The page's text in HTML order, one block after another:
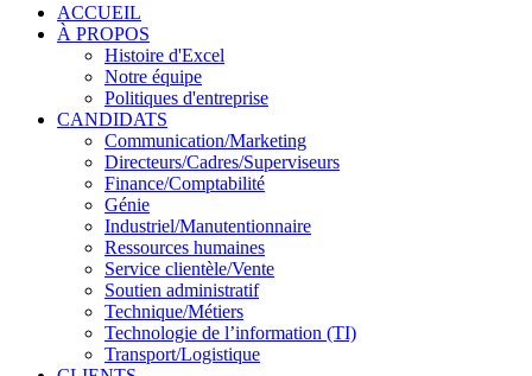
ACCUEIL
À PROPOS
Histoire d'Excel
Notre équipe
Politiques d'entreprise
CANDIDATS
Communication/Marketing
Directeurs/Cadres/Superviseurs
Finance/Comptabilité
Génie
Industriel/Manutentionnaire
Ressources humaines
Service clientèle/Vente
Soutien administratif
Technique/Métiers
Technologie de l’information (TI)
Transport/Logistique